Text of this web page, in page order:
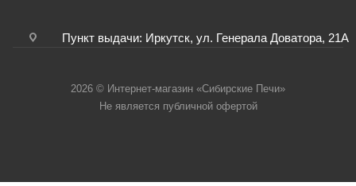
Пункт выдачи: Иркутск, ул. Генерала Доватора, 21А
2026 © Интернет-магазин «Сибирские Печи»
Не является публичной офертой